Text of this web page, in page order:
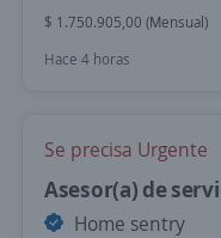
$ 1.750.905,00 (Mensual)
Hace 4 horas
Se precisa Urgente
Asesor(a) de
Home sentry